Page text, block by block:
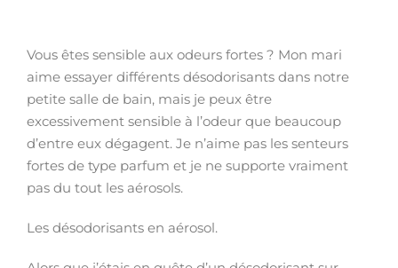
Vous êtes sensible aux odeurs fortes ? Mon mari
aime essayer différents désodorisants dans notre
petite salle de bain, mais je peux être
excessivement sensible à l’odeur que beaucoup
d’entre eux dégagent. Je n’aime pas les senteurs
fortes de type parfum et je ne supporte vraiment
pas du tout les aérosols.
Les désodorisants en aérosol.